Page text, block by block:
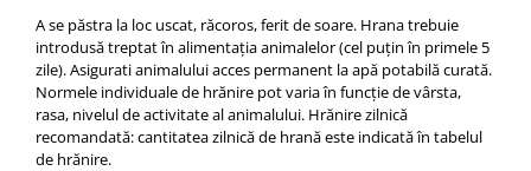
A se păstra la loc uscat, răcoros, ferit de soare. Hrana trebuie
introdusă treptat în alimentația animalelor (cel puțin în primele 5
zile). Asigurati animalului acces permanent la apă potabilă curată.
Normele individuale de hrănire pot varia în funcție de vârsta,
rasa, nivelul de activitate al animalului. Hrănire zilnică
recomandată: cantitatea zilnică de hrană este indicată în tabelul
de hrănire.